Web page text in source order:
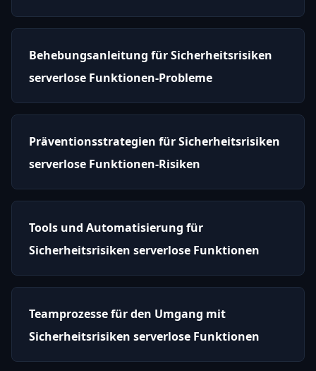
Behebungsanleitung für Sicherheitsrisiken
serverlose Funktionen-Probleme
Präventionsstrategien für Sicherheitsrisiken
serverlose Funktionen-Risiken
Tools und Automatisierung für
Sicherheitsrisiken serverlose Funktionen
Teamprozesse für den Umgang mit
Sicherheitsrisiken serverlose Funktionen